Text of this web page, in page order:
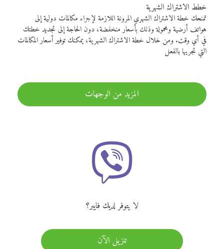
خطط الاشتراك الشهرية
تمنحك خطة الاشتراك الشهري المرونة اللازمة لإجراء مكالمات دولية إلى
هواتف أرضية ومحمولة وذلك بأسعار منخفضة، دون الحاجة إلى تجديد خطتك
في أي وقت. ومن خلال خطة الاشتراك الشهرية، يمكنك توفير أسعار المكالمات
التي تجريها بالفعل
المزيد من الوجهات
لا يتوفر لديك فايبر؟
تنزيل الآن